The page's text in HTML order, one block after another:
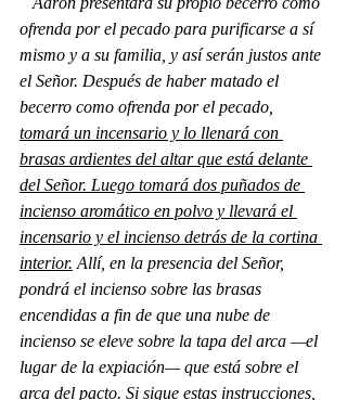
ofrenda por el pecado para purificarse a sí
mismo y a su familia, y así serán justos ante
el Señor. Después de haber matado el
becerro como ofrenda por el pecado,
tomará un incensario y lo llenará con
brasas ardientes del altar que está delante
del Señor. Luego tomará dos puñados de
incienso aromático en polvo y llevará el
incensario y el incienso detrás de la cortina
interior. Allí, en la presencia del Señor,
pondrá el incienso sobre las brasas
encendidas a fin de que una nube de
incienso se eleve sobre la tapa del arca —el
lugar de la expiación— que está sobre el
arca del pacto. Si sigue estas instrucciones,